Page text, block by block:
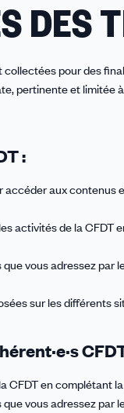
DES
pour des
pertinente et limitée
:
aux contenus
activités de la CFDT
vous adressez par
sur les différents
CFDT en complétant
vous adressez par